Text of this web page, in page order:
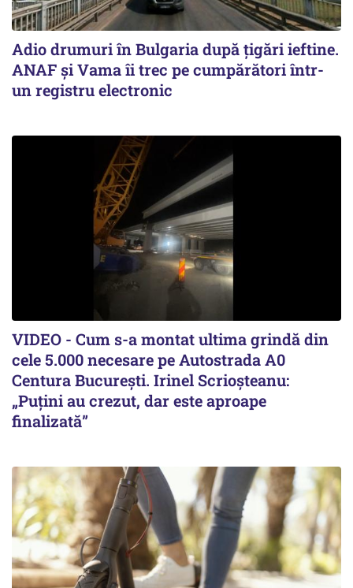
Adio drumuri în Bulgaria după țigări ieftine.
ANAF și Vama îi trec pe cumpărători într-
un registru electronic
VIDEO - Cum s-a montat ultima grindă din
cele 5.000 necesare pe Autostrada A0
Centura București. Irinel Scrioșteanu:
„Puțini au crezut, dar este aproape
finalizată”